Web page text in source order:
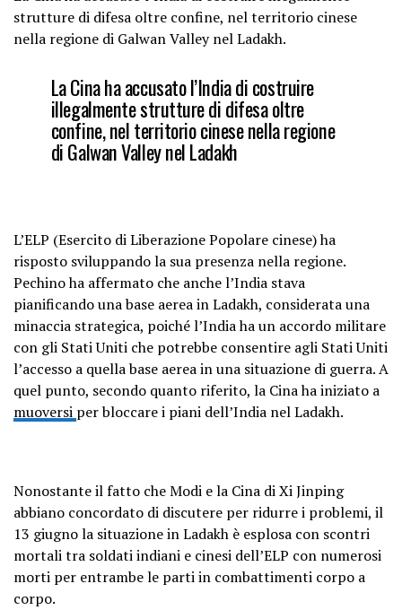
strutture di difesa oltre confine, nel territorio cinese
nella regione di Galwan Valley nel Ladakh.
La Cina ha accusato l’India di costruire
illegalmente strutture di difesa oltre
confine, nel territorio cinese nella regione
di Galwan Valley nel Ladakh
L’ELP (Esercito di Liberazione Popolare cinese) ha
risposto sviluppando la sua presenza nella regione.
Pechino ha affermato che anche l’India stava
pianificando una base aerea in Ladakh, considerata una
minaccia strategica, poiché l’India ha un accordo militare
con gli Stati Uniti che potrebbe consentire agli Stati Uniti
l’accesso a quella base aerea in una situazione di guerra. A
quel punto, secondo quanto riferito, la Cina ha iniziato a
muoversi per bloccare i piani dell’India nel Ladakh.
Nonostante il fatto che Modi e la Cina di Xi Jinping
abbiano concordato di discutere per ridurre i problemi, il
13 giugno la situazione in Ladakh è esplosa con scontri
mortali tra soldati indiani e cinesi dell’ELP con numerosi
morti per entrambe le parti in combattimenti corpo a
corpo.